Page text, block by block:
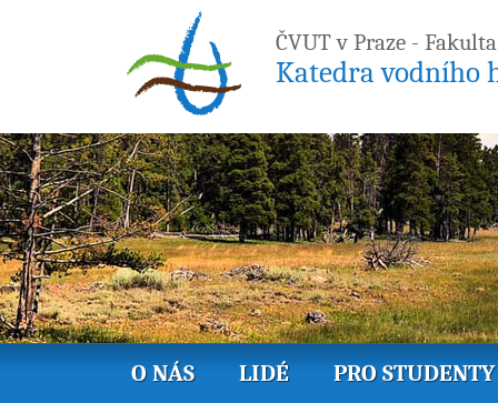
ČVUT v Praze -
Katedra vodního
O NÁS LIDÉ PRO STUDENTY